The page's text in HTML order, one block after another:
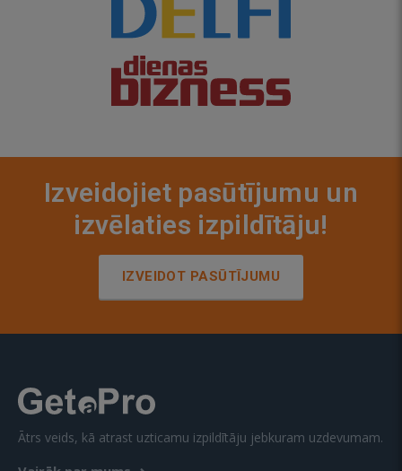
Izveidojiet pasūtījumu un
izvēlaties izpildītāju!
IZVEIDOT PASŪTĪJUMU
Ātrs veids, kā atrast uzticamu izpildītāju jebkuram uzdevumam.